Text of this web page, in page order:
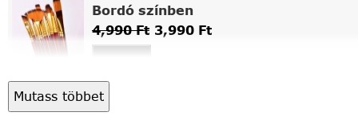
Bordó színben
4,990Ft 3,990 Ft
Asztali fa festőállvány
Mutass többet